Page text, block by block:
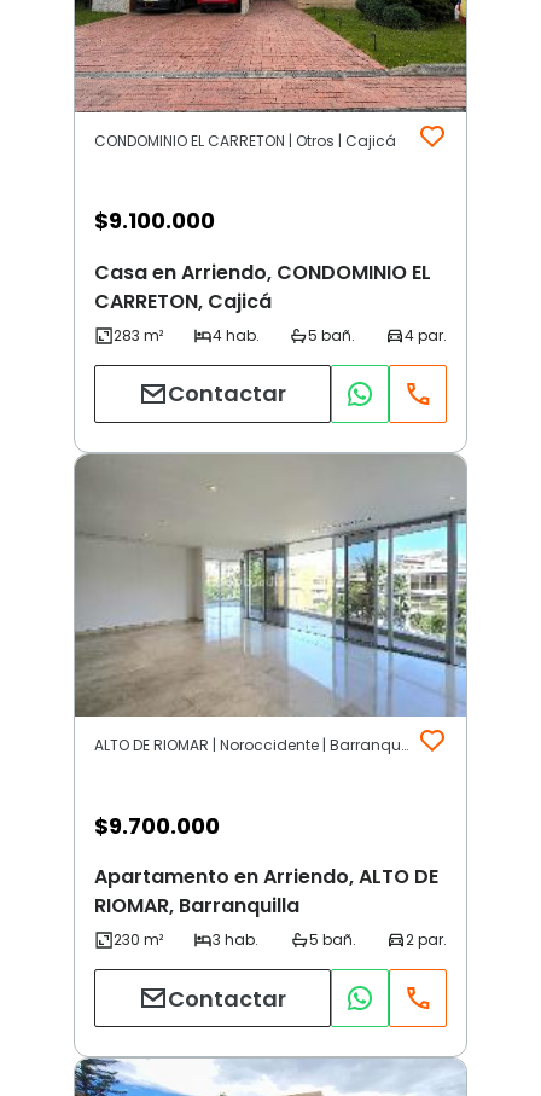
CONDOMINIO EL CARRETON | Otros | Cajicá
$9.100.000
Casa en Arriendo, CONDOMINIO EL
CARRETON, Cajicá
Contactar
ALTO DE RIOMAR | Noroccidente | Barranquilla
$9.700.000
Apartamento en Arriendo, ALTO DE
RIOMAR, Barranquilla
Contactar